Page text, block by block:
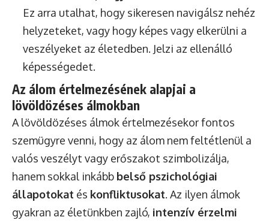
Ez arra utalhat, hogy sikeresen navigálsz nehéz
helyzeteket, vagy hogy képes vagy elkerülni a
veszélyeket az életedben. Jelzi az ellenálló
képességedet.
Az álom értelmezésének alapjai a
lövöldözéses álmokban
A lövöldözéses álmok értelmezésekor fontos
szemügyre venni, hogy az álom nem feltétlenül a
valós veszélyt vagy erőszakot szimbolizálja,
hanem sokkal inkább belső pszichológiai
állapotokat és konfliktusokat. Az ilyen álmok
gyakran az életünkben zajló, intenzív érzelmi